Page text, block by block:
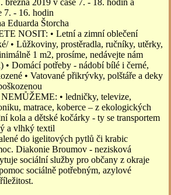
března 2019 v čase 7. - 18. hodin a
7. - 16. hodin
Eduarda Štorcha
NOSIT: • Letní a zimní oblečení
• Lůžkoviny, prostěradla, ručníky, utěrky,
1 m2, prosíme, nedávejte nám
• Domácí potřeby - nádobí bílé i černé,
• Vatované přikrývky, polštáře a deky
• ledničky, televize,
matrace, koberce – z ekologických
kola a dětské kočárky - ty se transportem
a vlhký textil
do igelitových pytlů či krabic
Diakonie Broumov - nezisková
sociální služby pro občany z okraje
sociálně potřebným, azylové